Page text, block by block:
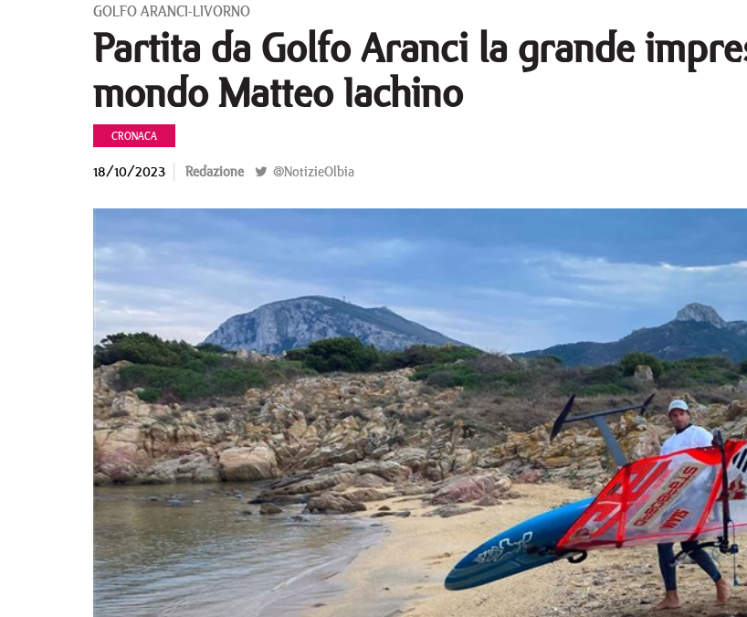
GOLFO ARANCI-LIVORNO
Partita da Golfo Aranci la grande
mondo Matteo Iachino
CRONACA
18/10/2023 Redazione @NotizieOlbia